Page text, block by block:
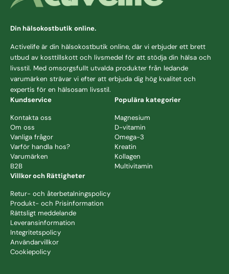
Din hälsokostbutik online.
Activelife är din hälsokostbutik online, där vi erbjuder ett brett
utbud av kosttillskott och livsmedel för att stödja din hälsa och
livsstil. Med omsorgsfullt utvalda produkter från ledande
varumärken strävar vi efter att erbjuda dig hög kvalitet och
expertis för en hälsosam livsstil.
Kundservice
Kontakta oss
Om oss
Vanliga frågor
Varför handla hos?
Varumärken
B2B
Populära kategorier
Magnesium
D-vitamin
Omega-3
Kreatin
Kollagen
Multivitamin
Villkor och Rättigheter
Retur- och återbetalningspolicy
Produkt- och Prisinformation
Rättsligt meddelande
Leveransinformation
Integritetspolicy
Användarvillkor
Cookiepolicy